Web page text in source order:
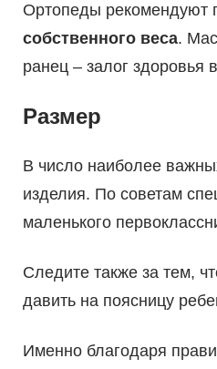
Ортопеды рекомендуют
собственного веса.
ранец – залог здоровья
Размер
В число наиболее
изделия. По советам
маленького
Следите также за тем,
давить на поясницу
Именно благодаря